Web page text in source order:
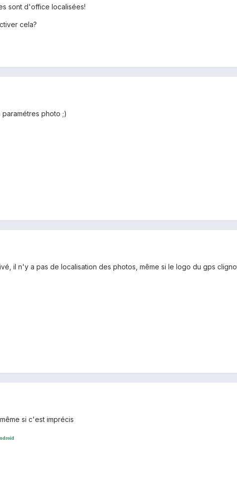
sont d'office localisées!
cela?
photo ;)
il n'y a pas de localisation des photos, même si le logo du gps
si c'est imprécis